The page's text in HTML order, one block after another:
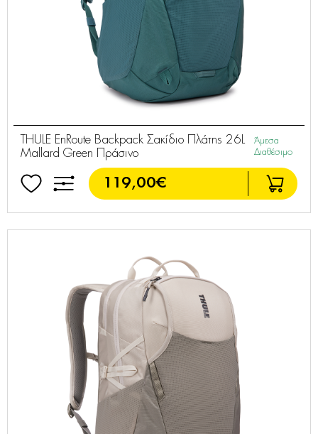
THULE EnRoute Backpack Σακίδιο Πλάτης 26L
Mallard Green Πράσινο
Άμεσα
Διαθέσιμο
119,00€